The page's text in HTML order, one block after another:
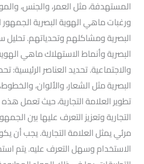
المستهدفة، مثل العمر، والجنس،
ورغبات ماهي الهوية البصرية
البصرية ومشاكلهم وتحدياتهم.
البصرية وأنماط الاستهلاك ماهي
والاجتماعية. تحديد العناصر الرئيسية:
البصرية مثل الشعار، والألوان،
تطوير العلامة التجارية، حيث تعمل
مرئي يمثل العلامة التجارية. يجب أن
الاستخدام وسهل التعرف عليه. يتم